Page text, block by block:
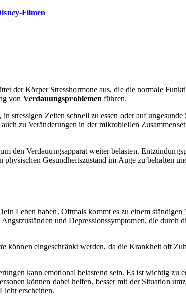
Filmen
der Körper Stresshormone aus, die die normale
von Verdauungsproblemen führen.
stressigen Zeiten schnell zu essen oder auf
zu Veränderungen in der mikrobiellen
den Verdauungsapparat weiter belasten.
Gesundheitszustand im Auge zu behalten
Leben haben. Oftmals kommt es zu einem
und Depressionssymptomen, die durch
können eingeschränkt werden, da die Krankheit oft
kann emotional belastend sein. Es ist wichtig zu
können dabei helfen, besser mit der Situation
erscheinen.